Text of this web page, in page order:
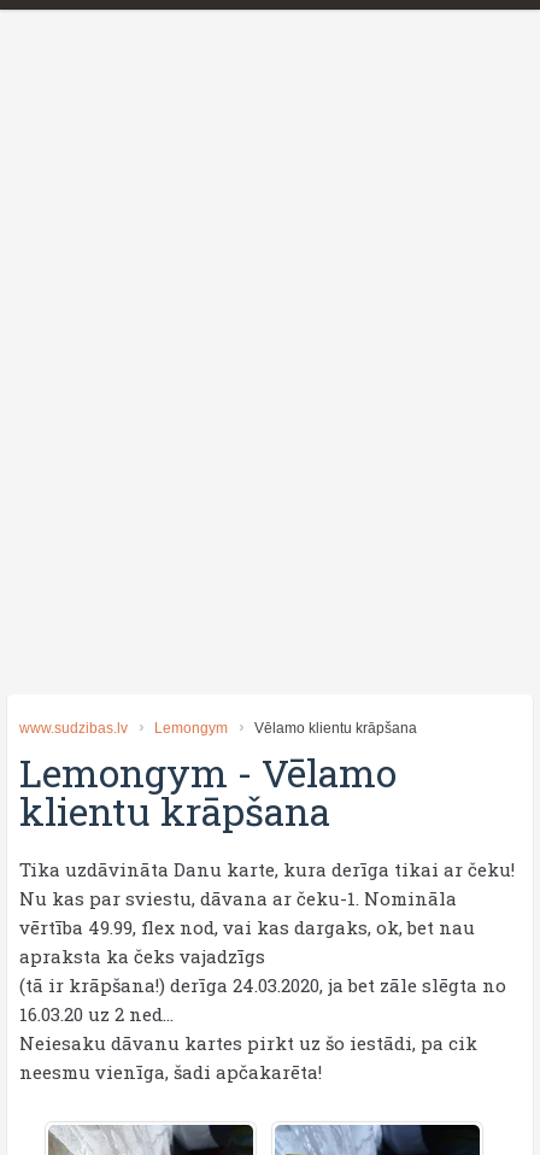
www.sudzibas.lv Lemongym Vēlamo klientu krāpšana
Lemongym - Vēlamo
klientu krāpšana
Tika uzdāvināta Danu karte, kura derīga tikai ar čeku!
Nu kas par sviestu, dāvana ar čeku-1. Nomināla
vērtība 49.99, flex nod, vai kas dargaks, ok, bet nau
apraksta ka čeks vajadzīgs
(tā ir krāpšana!) derīga 24.03.2020, ja bet zāle slēgta no
16.03.20 uz 2 ned...
Neiesaku dāvanu kartes pirkt uz šo iestādi, pa cik
neesmu vienīga, šadi apčakarēta!